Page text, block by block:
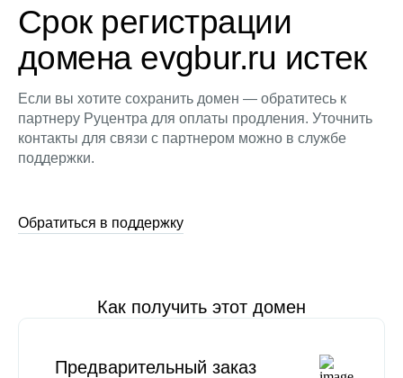
Срок регистрации
домена evgbur.ru истек
Если вы хотите сохранить домен — обратитесь к
партнеру Руцентра для оплаты продления. Уточнить
контакты для связи с партнером можно в службе
поддержки.
Обратиться в поддержку
Как получить этот домен
Предварительный заказ